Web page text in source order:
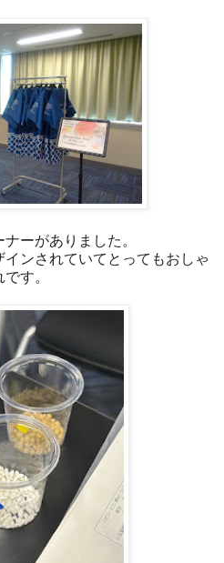
ーがありました。
ンされていてとってもおしゃ
です。